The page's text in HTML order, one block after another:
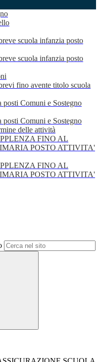
scuola infanzia posto
scuola infanzia posto
fino avente titolo scuola
Comuni e Sostegno
Comuni e Sostegno
delle attività
FINO AL
POSTO ATTIVITA'
FINO AL
POSTO ATTIVITA'